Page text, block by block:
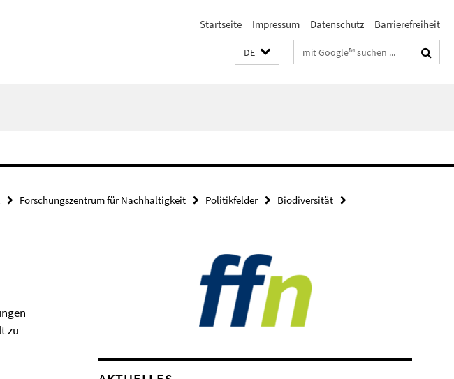
Startseite Impressum Datenschutz Barrierefreiheit
DE Suchbegriffe
Forschungszentrum für Nachhaltigkeit Politikfelder
Biodiversität
zu